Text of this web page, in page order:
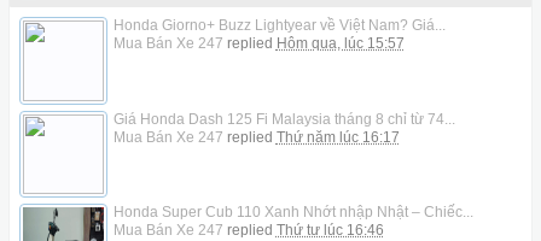
Honda Giorno+ Buzz Lightyear về Việt Nam? Giá...
Mua Bán Xe 247 replied Hôm qua, lúc 15:57
Giá Honda Dash 125 Fi Malaysia tháng 8 chỉ từ 74...
Mua Bán Xe 247 replied Thứ năm lúc 16:17
Honda Super Cub 110 Xanh Nhớt nhập Nhật – Chiếc...
Mua Bán Xe 247 replied Thứ tư lúc 16:46